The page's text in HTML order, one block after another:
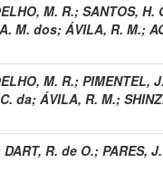
M. R.; SANTOS, H.
M. dos; ÁVILA, R. M.;
M. R.; PIMENTEL, J.
da; ÁVILA, R. M.;
DART, R. de O.; PARES,